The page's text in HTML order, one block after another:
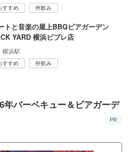
すすめ 外飲み
トと音楽の屋上BBQビアガーデン
YARD 横浜ビブレ店
横浜駅
すすめ 外飲み
年バーベキュー＆ビアガーデ
PR